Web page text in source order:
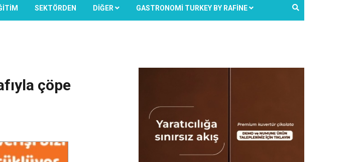
SEKTÖRDEN DIĞER GASTRONOMİ TURKEY BY RAFİNE
çöpe